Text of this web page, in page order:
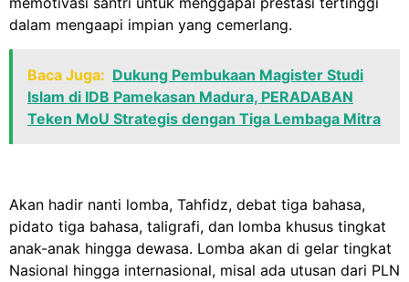
dalam mengaapi impian yang cemerlang.
Baca Juga: Dukung Pembukaan Magister Studi
Islam di IDB Pamekasan Madura, PERADABAN
Teken MoU Strategis dengan Tiga Lembaga Mitra
Akan hadir nanti lomba, Tahfidz, debat tiga bahasa,
pidato tiga bahasa, taligrafi, dan lomba khusus tingkat
anak-anak hingga dewasa. Lomba akan di gelar tingkat
Nasional hingga internasional, misal ada utusan dari PLN